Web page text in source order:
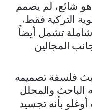
هو شائع، لم يصمم
التركية فقط،
شاملة تشمل أيضاً
المجالين
فلسفة تصميمه
الباحث والمحلل
بأنه تجسيد